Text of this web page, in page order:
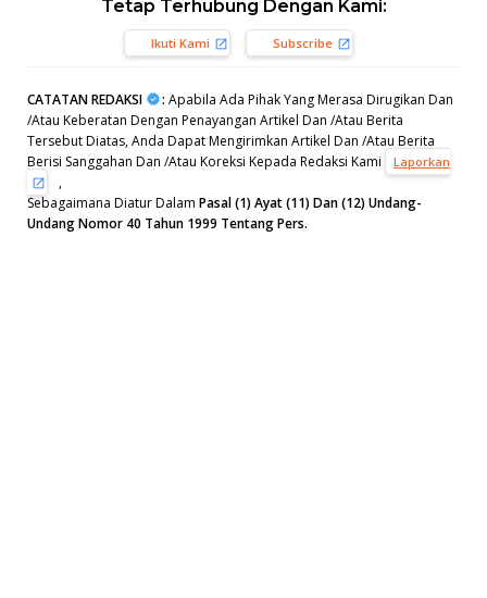
Tetap Terhubung Dengan Kami:
Ikuti Kami Subscribe
CATATAN REDAKSI : Apabila Ada Pihak Yang Merasa Dirugikan Dan
/Atau Keberatan Dengan Penayangan Artikel Dan /Atau Berita
Tersebut Diatas, Anda Dapat Mengirimkan Artikel Dan /Atau Berita
Berisi Sanggahan Dan /Atau Koreksi Kepada Redaksi Kami
Laporkan
,
Sebagaimana Diatur Dalam Pasal (1) Ayat (11) Dan (12) Undang-
Undang Nomor 40 Tahun 1999 Tentang Pers.